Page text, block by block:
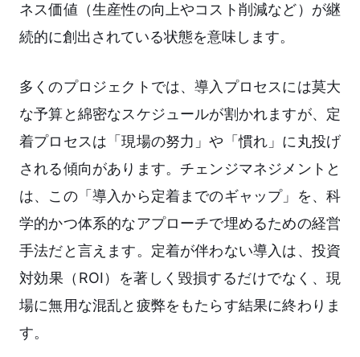
ネス価値（生産性の向上やコスト削減など）が継
続的に創出されている状態を意味します。
多くのプロジェクトでは、導入プロセスには莫大
な予算と綿密なスケジュールが割かれますが、定
着プロセスは「現場の努力」や「慣れ」に丸投げ
される傾向があります。チェンジマネジメントと
は、この「導入から定着までのギャップ」を、科
学的かつ体系的なアプローチで埋めるための経営
手法だと言えます。定着が伴わない導入は、投資
対効果（ROI）を著しく毀損するだけでなく、現
場に無用な混乱と疲弊をもたらす結果に終わりま
す。